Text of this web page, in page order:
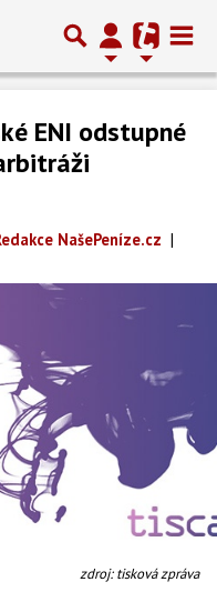
ENI odstupné
NašePeníze.cz |
zdroj: tisková zpráva